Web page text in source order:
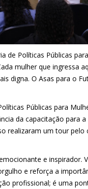
de Políticas Públicas
mulher que ingressa
digna. O Asas para o
Públicas para
da capacitação para
realizaram um tour
e inspirador.
e reforça a
profissional; é uma